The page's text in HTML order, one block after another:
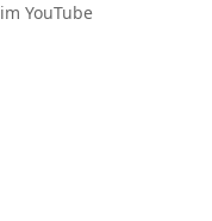
YouTube